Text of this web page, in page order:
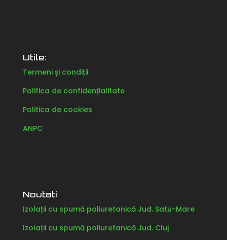
Utile:
Termeni și condiții
Politica de confidențialitate
Politica de cookies
ANPC
Noutati
Izolații cu spumă poliuretanică Jud. Satu-Mare
Izolații cu spumă poliuretanică Jud. Cluj